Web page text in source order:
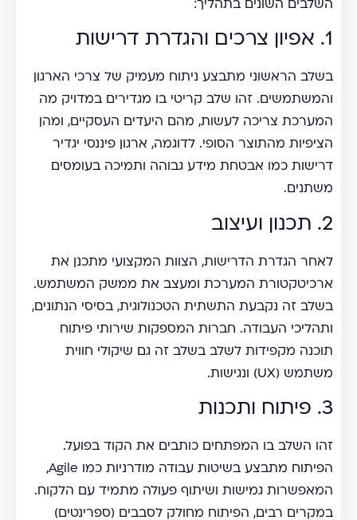
השלבים השונים בתהליך:
1. אפיון צרכים והגדרת דרישות
בשלב הראשוני מתבצע ניתוח מעמיק של צרכי הארגון
והמשתמשים. זהו שלב קריטי בו מגדירים במדויק מה
המערכת צריכה לעשות, מהם היעדים העסקיים, ומהן
הציפיות מהתוצר הסופי. לדוגמה, ארגון פיננסי יגדיר
דרישות כמו אבטחת מידע גבוהה ותמיכה בעומסים
משתנים.
2. תכנון ועיצוב
לאחר הגדרת הדרישות, הצוות המקצועי מתכנן את
ארכיטקטורת המערכת ומעצב את ממשק המשתמש.
בשלב זה נקבעת התשתית הטכנולוגית, בסיסי הנתונים,
ותהליכי העבודה. חברות המספקות שירותי פיתוח
תוכנה מקפידות לשלב בשלב זה גם שיקולי חווית
משתמש (UX) ונגישות.
3. פיתוח ותכנות
זהו השלב בו המפתחים כותבים את הקוד בפועל.
הפיתוח מתבצע בשיטות עבודה מודרניות כמו Agile,
המאפשרות גמישות ושיתוף פעולה מתמיד עם הלקוח.
במקרים רבים, הפיתוח מחולק לסבבים (ספרינטים)